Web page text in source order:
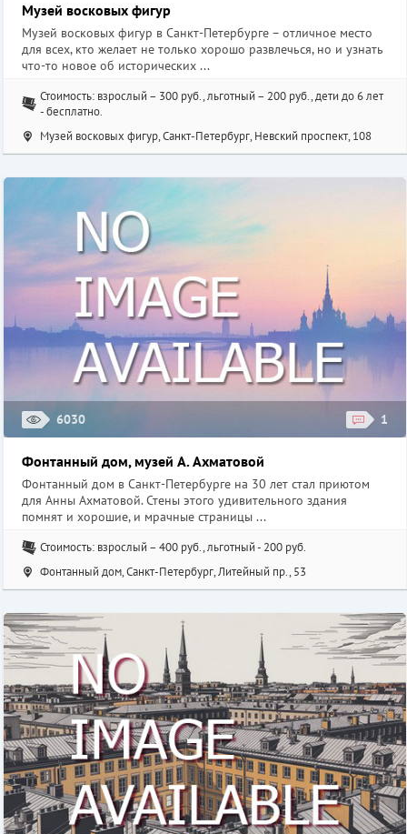
Музей восковых фигур
Музей восковых фигур в Санкт-Петербурге – отличное место
для всех, кто желает не только хорошо развлечься, но и узнать
что-то новое об исторических ...
Стоимость: взрослый – 300 руб., льготный – 200 руб., дети до 6 лет
- бесплатно.
Музей восковых фигур, Санкт-Петербург, Невский проспект, 108
6030 1
Фонтанный дом, музей А. Ахматовой
Фонтанный дом в Санкт-Петербурге на 30 лет стал приютом
для Анны Ахматовой. Стены этого удивительного здания
помнят и хорошие, и мрачные страницы ...
Стоимость: взрослый – 400 руб., льготный - 200 руб.
Фонтанный дом, Санкт-Петербург, Литейный пр., 53